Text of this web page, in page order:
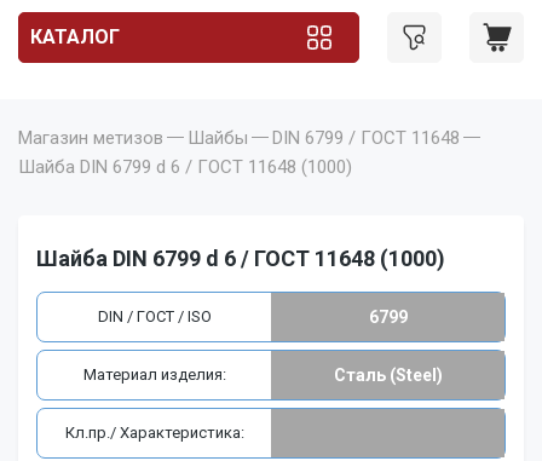
КАТАЛОГ
Магазин метизов Шайбы
DIN 6799 / ГОСТ 11648
Шайба DIN 6799 d 6 / ГОСТ 11648 (1000)
Шайба DIN 6799 d 6 / ГОСТ 11648 (1000)
DIN / ГОСТ / ISO 6799
Материал изделия: Сталь (Steel)
Кл.пр./ Характеристика: